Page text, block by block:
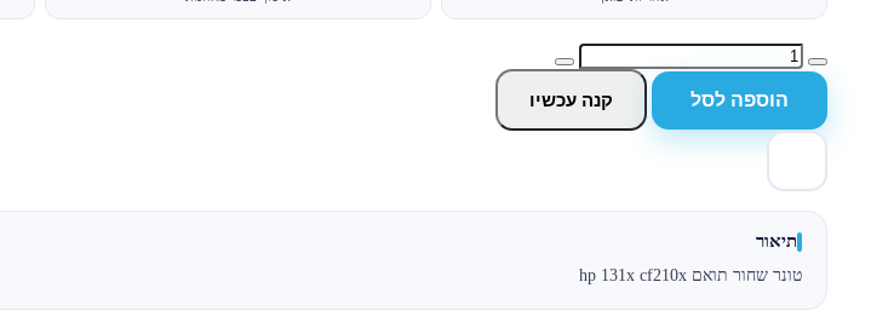
הוספה לסל קנה עכשיו
תיאור
טונר שחור תואם hp 131x cf210x